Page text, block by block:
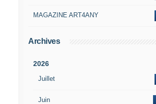
MAGAZINE ART4ANY
Archives
2026
Juillet
Juin